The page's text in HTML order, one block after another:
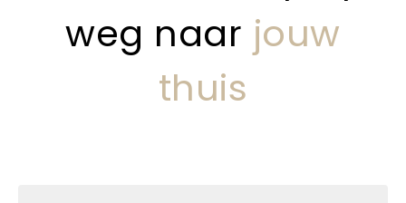
weg naar jouw
thuis